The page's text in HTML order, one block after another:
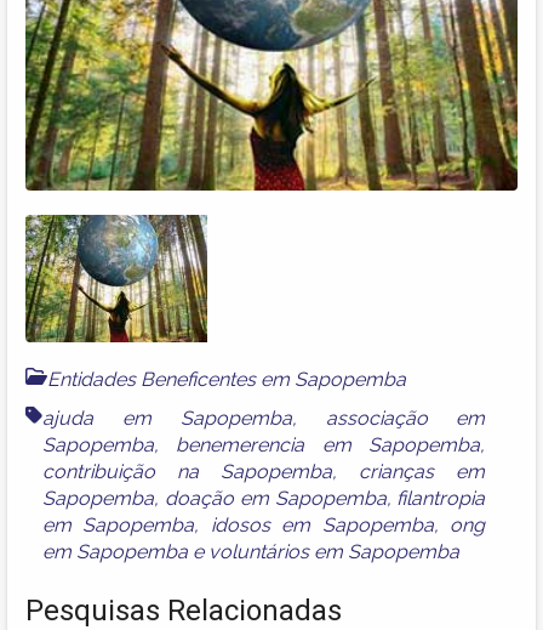
Entidades Beneficentes em Sapopemba
ajuda em Sapopemba, associação em
Sapopemba, benemerencia em Sapopemba,
contribuição na Sapopemba, crianças em
Sapopemba, doação em Sapopemba, filantropia
em Sapopemba, idosos em Sapopemba, ong
em Sapopemba e voluntários em Sapopemba
Pesquisas Relacionadas